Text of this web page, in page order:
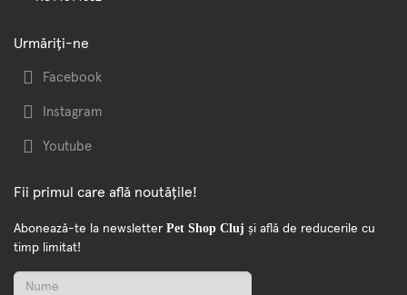
Urmăriți-ne
Facebook
Instagram
Youtube
Fii primul care află noutățile!
Abonează-te la newsletter Pet Shop Cluj și află de reducerile cu
timp limitat!